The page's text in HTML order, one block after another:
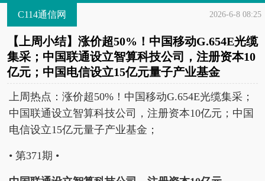
C114通信网 2026-6-8 08:25
【上周小结】涨价超50%！中国移动G.654E光缆
集采；中国联通设立智算科技公司，注册资本10
亿元；中国电信设立15亿元量子产业基金
上周热点：涨价超50%！中国移动G.654E光缆集采；
中国联通设立智算科技公司，注册资本10亿元；中国
电信设立15亿元量子产业基金；
• 第371期 •